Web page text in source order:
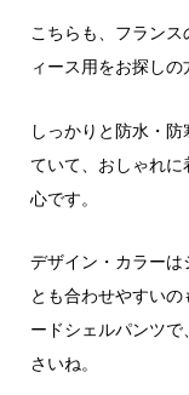
こちらも、フラン
ィース用をお探しの
しっかりと防水・
ていて、おしゃれ
心です。
デザイン・カラー
とも合わせやすい
ードシェルパンツ
さいね。